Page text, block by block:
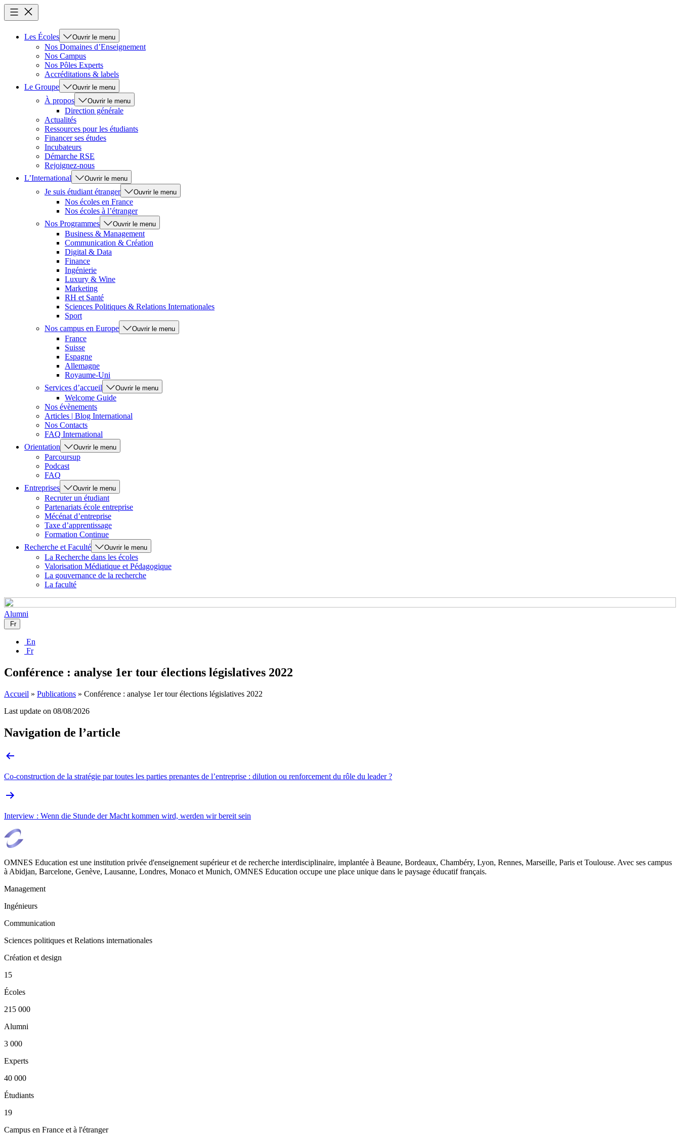
Les Écoles Ouvrir le menu
Nos Domaines d’Enseignement
Nos Campus
Nos Pôles Experts
Accréditations & labels
Le Groupe
Ouvrir le menu
À propos Ouvrir le menu
Direction générale
Actualités
Ressources pour les étudiants
Financer ses études
Incubateurs
Démarche RSE
Rejoignez-nous
L’International
Ouvrir le menu
Je suis étudiant étranger Ouvrir le menu
Nos écoles en France
Nos écoles à l’étranger
Nos Programmes
Ouvrir le menu
Business & Management
Communication & Création
Digital & Data
Finance
Ingénierie
Luxury & Wine
Marketing
RH et Santé
Sciences Politiques & Relations Internationales
Sport
Nos campus en Europe
Ouvrir le menu
France
Suisse
Espagne
Allemagne
Royaume-Uni
Services d’accueil
Ouvrir le menu
Welcome Guide
Nos évènements
Articles | Blog International
Nos Contacts
FAQ International
Orientation
Ouvrir le menu
Parcoursup
Podcast
FAQ
Entreprises
Ouvrir le menu
Recruter un étudiant
Partenariats école entreprise
Mécénat d’entreprise
Taxe d’apprentissage
Formation Continue
Recherche et Faculté
Ouvrir le menu
La Recherche dans les écoles
Valorisation Médiatique et Pédagogique
La gouvernance de la recherche
La faculté
Alumni
Fr
En
Fr
Conférence : analyse 1er tour élections législatives 2022
Accueil » Publications » Conférence : analyse 1er tour élections législatives 2022
Last update on 08/08/2026
Navigation de l’article
Co-construction de la stratégie par toutes les parties prenantes de l’entreprise : dilution ou renforcement du rôle du leader ?
Interview : Wenn die Stunde der Macht kommen wird, werden wir bereit sein
OMNES Education est une institution privée d'enseignement supérieur et de recherche interdisciplinaire, implantée à Beaune, Bordeaux, Chambéry, Lyon, Rennes, Marseille, Paris et Toulouse. Avec ses campus
à Abidjan, Barcelone, Genève, Lausanne, Londres, Monaco et Munich, OMNES Education occupe une place unique dans le paysage éducatif français.
Management
Ingénieurs
Communication
Sciences politiques et Relations internationales
Création et design
15
Écoles
215 000
Alumni
3 000
Experts
40 000
Étudiants
19
Campus en France et à l'étranger